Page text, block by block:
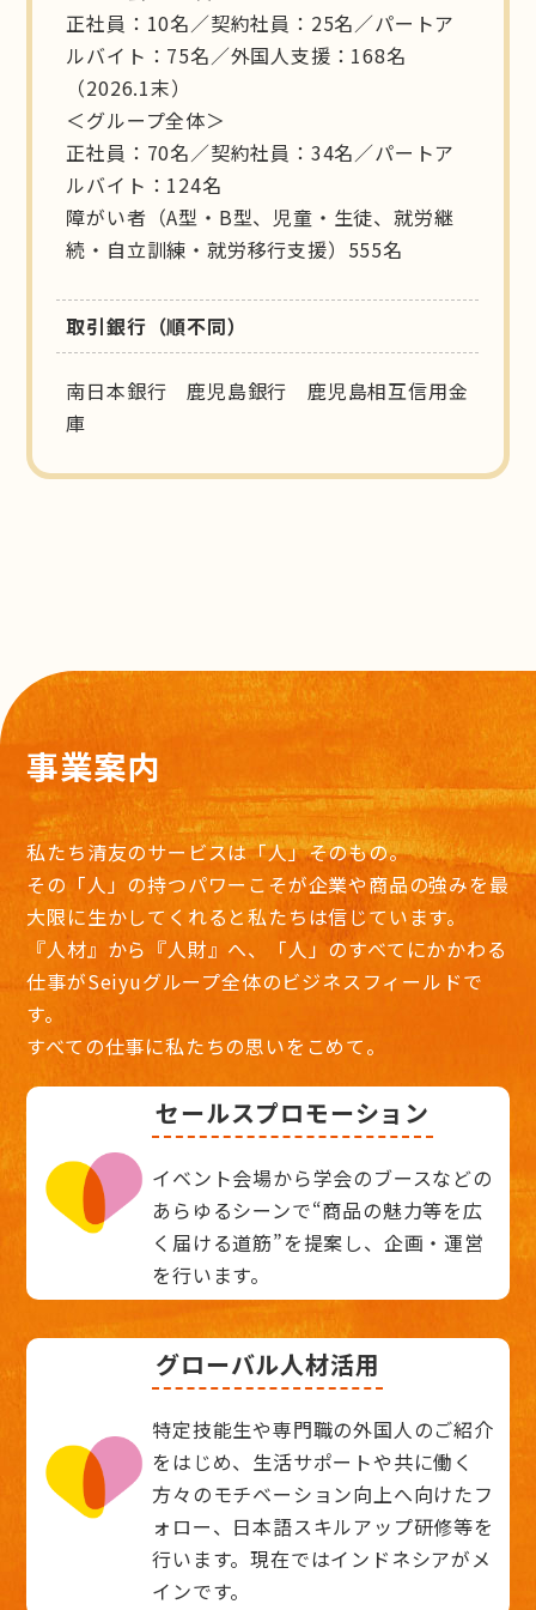
正社員：10名／契約社員：25名／パートア
ルバイト：75名／外国人支援：168名
（2026.1末）
＜グループ全体＞
正社員：70名／契約社員：34名／パートア
ルバイト：124名
障がい者（A型・B型、児童・生徒、就労継
続・自立訓練・就労移行支援）555名
取引銀行（順不同）
南日本銀行 鹿児島銀行 鹿児島相互信用金
庫
事業案内
私たち清友のサービスは「人」そのもの。
その「人」の持つパワーこそが企業や商品の強みを最
大限に生かしてくれると私たちは信じています。
『人材』から『人財』へ、「人」のすべてにかかわる
仕事がSeiyuグループ全体のビジネスフィールドで
す。
すべての仕事に私たちの思いをこめて。
セールスプロモーション
イベント会場から学会のブースなどの
あらゆるシーンで“商品の魅力等を広
く届ける道筋”を提案し、企画・運営
を行います。
グローバル人材活用
特定技能生や専門職の外国人のご紹介
をはじめ、生活サポートや共に働く
方々のモチベーション向上へ向けたフ
ォロー、日本語スキルアップ研修等を
行います。現在ではインドネシアがメ
インです。